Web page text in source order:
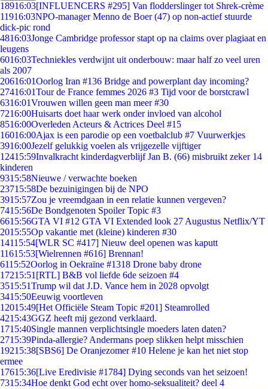
18916:03[INFLUENCERS #295] Van flodderslinger tot Shrek-crème
11916:03NPO-manager Menno de Boer (47) op non-actief stuurde
dick-pic rond
4816:03Jonge Cambridge professor stapt op na claims over plagiaat en
leugens
6016:03Techniekles verdwijnt uit onderbouw: maar half zo veel uren
als 2007
20616:01Oorlog Iran #136 Bridge and powerplant day incoming?
27416:01Tour de France femmes 2026 #3 Tijd voor de borstcrawl
6316:01Vrouwen willen geen man meer #30
7216:00Huisarts doet haar werk onder invloed van alcohol
8516:00Overleden Acteurs & Actrices Deel #15
16016:00Ajax is een parodie op een voetbalclub #7 Vuurwerkjes
3916:00Jezelf gelukkig voelen als vrijgezelle vijftiger
12415:59Invalkracht kinderdagverblijf Jan B. (66) misbruikt zeker 14
kinderen
9315:58Nieuwe / verwachte boeken
23715:58De bezuinigingen bij de NPO
3915:57Zou je vreemdgaan in een relatie kunnen vergeven?
7415:56De Bondgenoten Spoiler Topic #3
6615:56GTA VI #12 GTA VI Extended look 27 Augustus Netflix/YT
2015:55Op vakantie met (kleine) kinderen #30
14115:54[WLR SC #417] Nieuw deel openen was kaputt
11615:53[Wielrennen #616] Brennan!
6115:52Oorlog in Oekraïne #1318 Drone baby drone
17215:51 [RTL] B&B vol liefde 6de seizoen #4
3515:51Trump wil dat J.D. Vance hem in 2028 opvolgt
3415:50Eeuwig voortleven
12015:49[Het Officiële Steam Topic #201] Steamrolled
4215:43GGZ heeft mij gezond verklaard.
1715:40Single mannen verplichtsingle moeders laten daten?
2715:39Pinda-allergie? Andermans poep slikken helpt misschien
19215:38[SBS6] De Oranjezomer #10 Helene je kan het niet stop
ermee
17615:36[Live Eredivisie #1784] Dying seconds van het seizoen!
7315:34Hoe denkt God echt over homo-seksualiteit? deel 4